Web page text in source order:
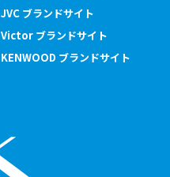
JVC ブランドサイト
Victor ブランドサイト
KENWOOD ブランドサイト